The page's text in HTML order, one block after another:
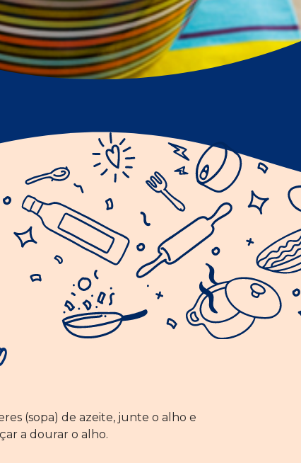
(sopa) de azeite, junte o alho e
a dourar o alho.